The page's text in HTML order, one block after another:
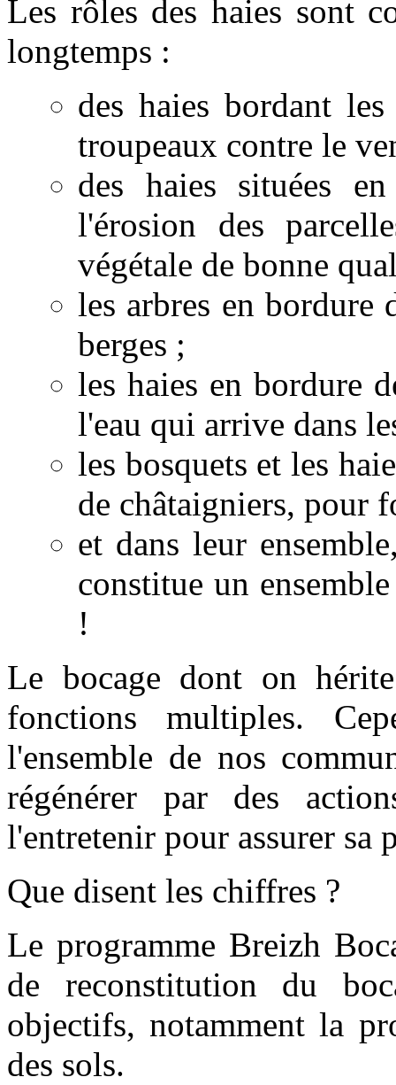
Les rôles des haies sont
longtemps :
des haies bordant
troupeaux contre le
des haies situées
l'érosion des
végétale de bonne
les arbres en bordure
berges ;
les haies en bordure
l'eau qui arrive dans
les bosquets et les
de châtaigniers, pour
et dans leur
constitue un
!
Le bocage dont on
fonctions multiples.
l'ensemble de nos
régénérer par des
l'entretenir pour assurer sa
Que disent les chiffres ?
Le programme Breizh
de reconstitution du
objectifs, notamment la
des sols.